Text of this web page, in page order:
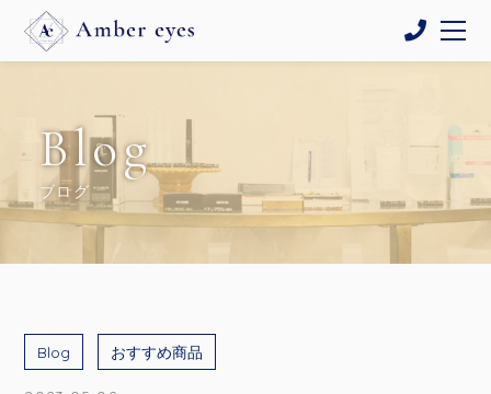
Blog
ブログ
Blog おすすめ商品